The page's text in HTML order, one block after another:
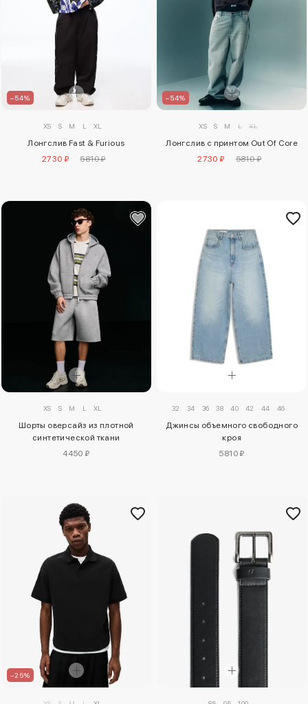
–54%
XS S M L XL
Лонгслив Fast & Furious
2730 ₽
5810 ₽
–54%
XS S M L XL
Лонгслив с принтом Out Of Core
2730 ₽
5810 ₽
XS S M L XL
Шорты оверсайз из плотной
синтетической ткани
4450 ₽
32 34 36 38 40 42 44 46
Джинсы объемного свободного
кроя
5810 ₽
–25%